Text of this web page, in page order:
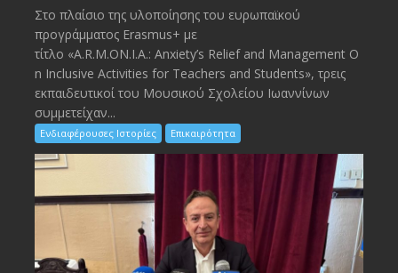
Στο πλαίσιο της υλοποίησης του ευρωπαϊκού
προγράμματος Erasmus+ με
τίτλο «A.R.M.ON.I.A.: Anxiety’s Relief and Management O
n Inclusive Activities for Teachers and Students», τρεις
εκπαιδευτικοί του Μουσικού Σχολείου Ιωαννίνων
συμμετείχαν...
Ενδιαφέρουσες Ιστορίες Επικαιρότητα